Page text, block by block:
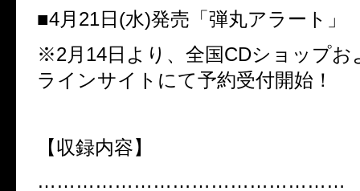
■4月 21日 (水)発売「弾丸アラート」
※2月 14日より、全国CDショップお
ラインサイトにて予約受付開始！
【収録内容】
…………………………………………